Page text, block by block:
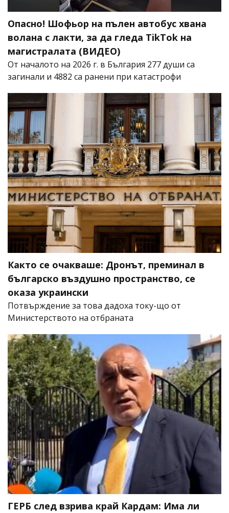
Опасно! Шофьор на пълен автобус хвана
волана с лакти, за да гледа TikTok на
магистралата (ВИДЕО)
От началото на 2026 г. в България 277 души са
загинали и 4882 са ранени при катастрофи
Както се очакваше: Дронът, преминал в
българско въздушно пространство, се
оказа украински
Потвърждение за това дадоха току-що от
Министерството на отбраната
ГЕРБ след взрива край Кардам: Има ли